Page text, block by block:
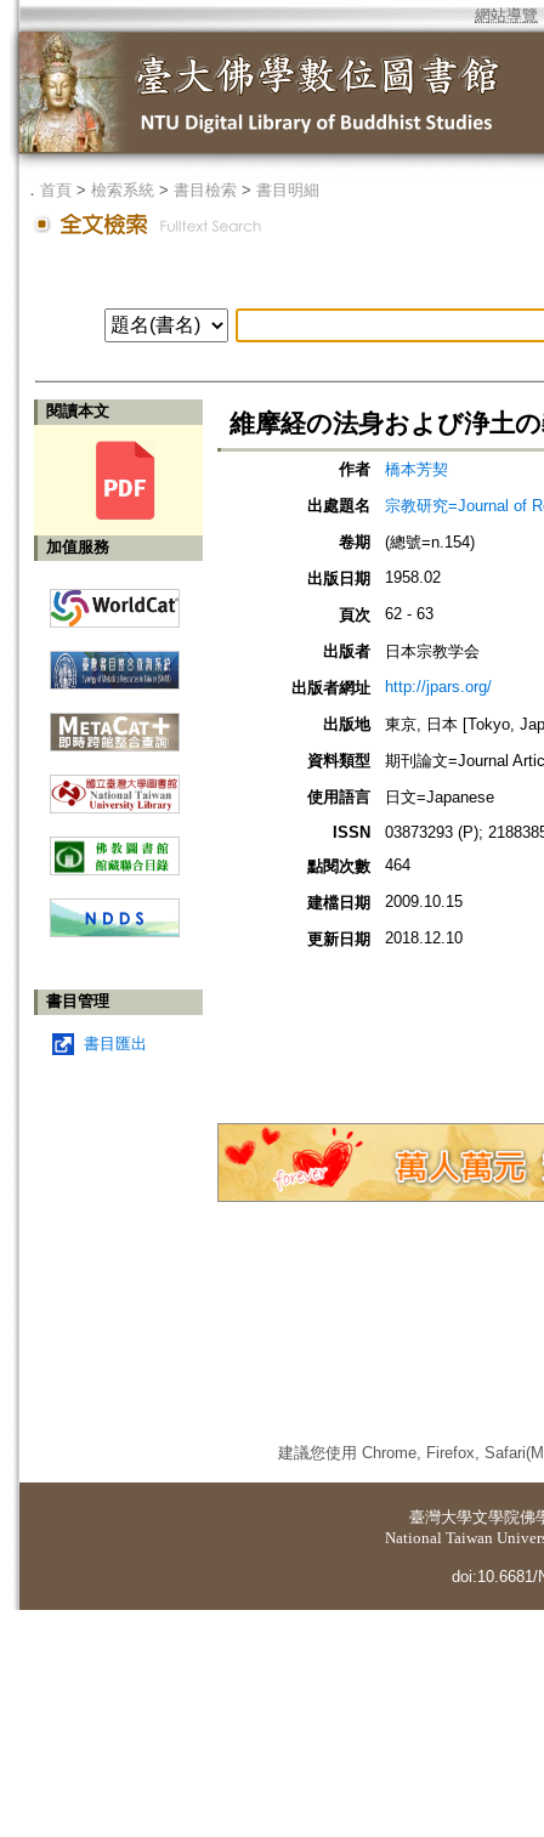
網站導覽
． 首頁 > 檢索系統 > 書目檢索 > 書目明細
閱讀本文
加值服務
書目管理
書目匯出
維摩経の法身および浄土
作者
橋本芳契
出處題名
宗教研究=Journal of
卷期
(總號=n.154)
出版日期
1958.02
頁次 62 - 63
出版者
日本宗教学会
出版者網址
http://jpars.org/
出版地
東京, 日本 [Tokyo,
資料類型
期刊論文=Journal
使用語言
日文=Japanese
ISSN
03873293 (P);
點閱次數
464
建檔日期 2009.10.15
更新日期 2018.12.10
建議您使用 Chrome, Firefox,
臺灣大學文學院佛
National Taiwan
doi:10.6681/